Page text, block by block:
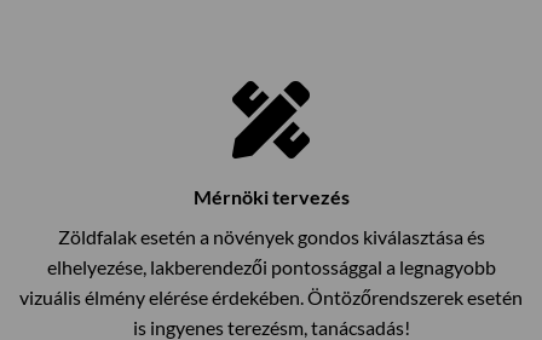
Mérnöki tervezés
Zöldfalak esetén a növények gondos kiválasztása és
elhelyezése, lakberendezői pontossággal a legnagyobb
vizuális élmény elérése érdekében. Öntözőrendszerek esetén
is ingyenes terezésm, tanácsadás!